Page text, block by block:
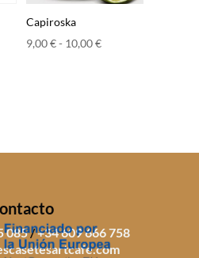
Capiroska
9,00€- 10,00€Rango
085/+34 609 666 758